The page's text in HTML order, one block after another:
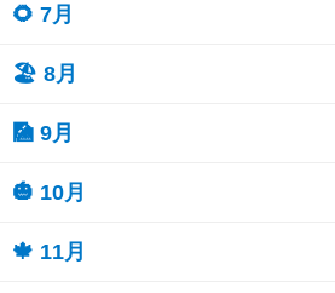
🌻 7月
🏖 8月
🎑 9月
🎃 10月
🍁 11月